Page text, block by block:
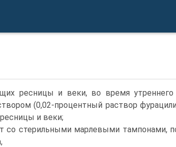
ресницы и веки, во время утреннего
(0,02-процентный раствор
и веки;
со стерильными марлевыми тампонами,